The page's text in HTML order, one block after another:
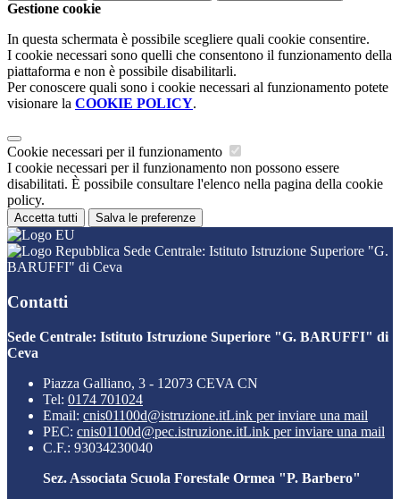
Gestione cookie
In questa schermata è possibile scegliere quali cookie consentire.
I cookie necessari sono quelli che consentono il funzionamento della
piattaforma e non è possibile disabilitarli.
Per conoscere quali sono i cookie necessari al funzionamento potete
visionare la COOKIE POLICY.
Cookie necessari per il funzionamento
I cookie necessari per il funzionamento non possono essere
disabilitati. È possibile consultare l'elenco nella pagina della cookie
policy.
Accetta tutti Salva le preferenze
Sede Centrale: Istituto Istruzione Superiore "G.
BARUFFI" di Ceva
Contatti
Sede Centrale: Istituto Istruzione Superiore "G. BARUFFI" di
Ceva
Piazza Galliano, 3 - 12073 CEVA CN
Tel: 0174 701024
Email: cnis01100d@istruzione.itLink per inviare una mail
PEC: cnis01100d@pec.istruzione.itLink per inviare una mail
C.F.: 93034230040
Sez. Associata Scuola Forestale Ormea "P. Barbero"